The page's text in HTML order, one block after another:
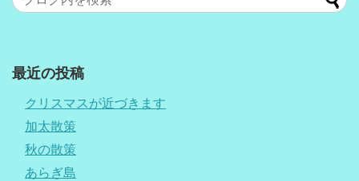
最近の投稿
クリスマスが近づきます
加太散策
秋の散策
あらぎ島